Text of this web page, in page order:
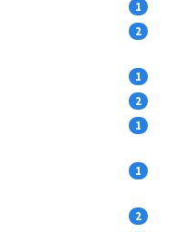
1
2
1
2
1
1
2